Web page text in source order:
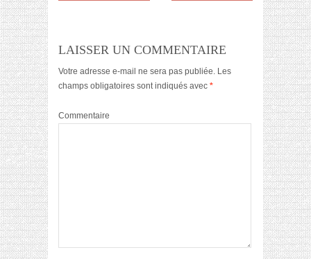
LAISSER UN COMMENTAIRE
Votre adresse e-mail ne sera pas publiée. Les
champs obligatoires sont indiqués avec *
Commentaire